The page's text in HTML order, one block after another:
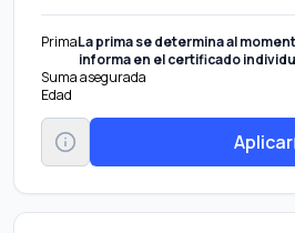
PrimaLa prima se determina al
informa en el certificado
Suma asegurada
Edad
Aplicar